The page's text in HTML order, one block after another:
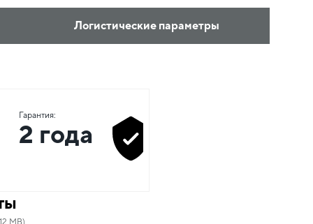
Логистические параметры
Гарантия:
2 года
MB)